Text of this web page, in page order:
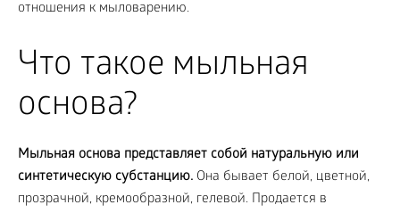
отношения к мыловарению.
Что такое мыльная
основа?
Мыльная основа представляет собой натуральную или
синтетическую субстанцию. Она бывает белой, цветной,
прозрачной, кремообразной, гелевой. Продается в